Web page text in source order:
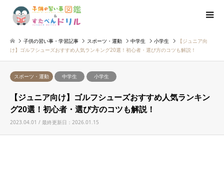
子供の習い事・学習記事 スポーツ・運動 中学生 小学生
【ジュニア向
け】ゴルフシューズおすすめ人気ランキング20選！初心者・選び方のコツも解説！
スポーツ・運動 中学生 小学生
【ジュニア向け】ゴルフシューズおすすめ人気ランキン
グ20選！初心者・選び方のコツも解説！
2023.04.01 / 最終更新日：2026.01.15